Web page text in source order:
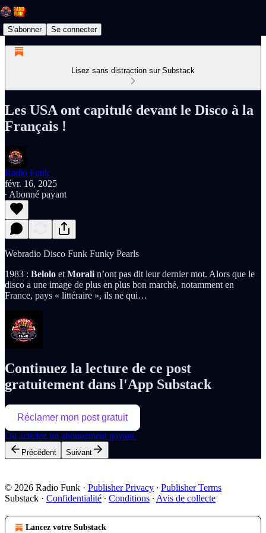
S'abonner Se connecter
Lisez sans distraction sur Substack
Les USA ont capitulé devant le Disco à la
Français !
Radio Funk
févr. 16, 2025
∙ Abonné payant
Webradio Disco Funk Funky Pearls
1983 : Belolo et Morali n’ont pas dit leur dernier mot. Alors que le
disco a une image de plus en plus bon marché, notamment en
France, pays « littéraire », ils ne qui…
Continuez la lecture de ce post
gratuitement dans l'App Substack
Réclamer mon post gratuit
Ou achetez un abonnement payant.
Précédent Suivant
© 2026 Radio Funk · Publisher Privacy ∙ Publisher Terms
Substack · Confidentialité ∙ Conditions ∙ Avis de collecte
Lancez votre Substack